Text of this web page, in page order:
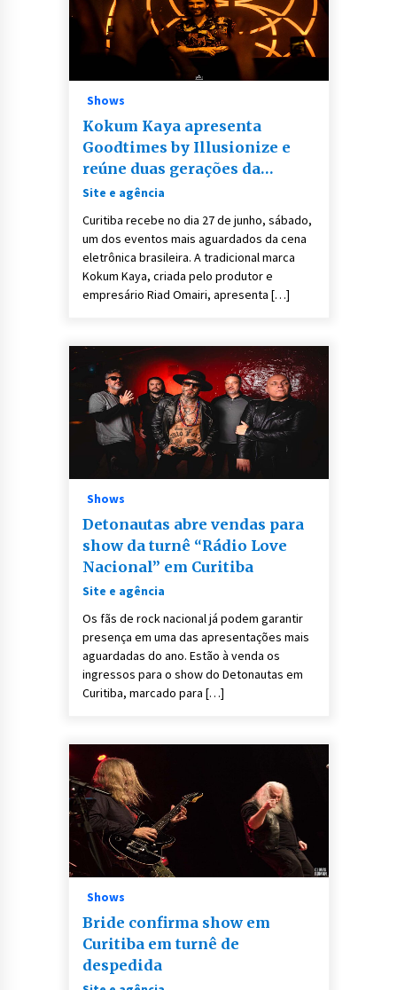
Shows
Kokum Kaya apresenta
Goodtimes by Illusionize e
reúne duas gerações da
música eletrônica em
experiência exclusiva na Vila
Katu
Site e agência
Curitiba recebe no dia 27 de junho, sábado,
um dos eventos mais aguardados da cena
eletrônica brasileira. A tradicional marca
Kokum Kaya, criada pelo produtor e
empresário Riad Omairi, apresenta […]
Shows
Detonautas abre vendas para
show da turnê “Rádio Love
Nacional” em Curitiba
Site e agência
Os fãs de rock nacional já podem garantir
presença em uma das apresentações mais
aguardadas do ano. Estão à venda os
ingressos para o show do Detonautas em
Curitiba, marcado para […]
Shows
Bride confirma show em
Curitiba em turnê de
despedida